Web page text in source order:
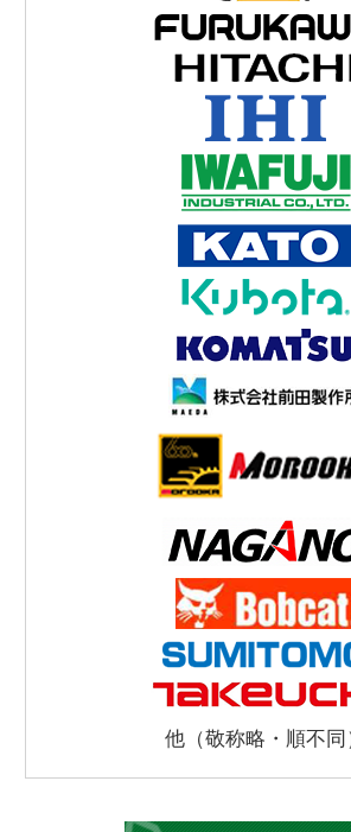
他（敬称略・順不同